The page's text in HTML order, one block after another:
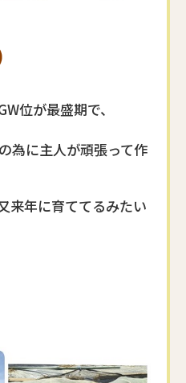
位が最盛期で、
為に主人が頑張って作
来年に育ててるみたい